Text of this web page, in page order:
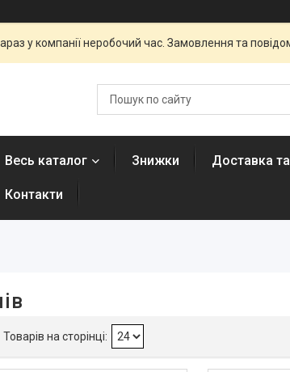
у компанії неробочий час. Замовлення та
Весь каталог Знижки Доставка
Контакти